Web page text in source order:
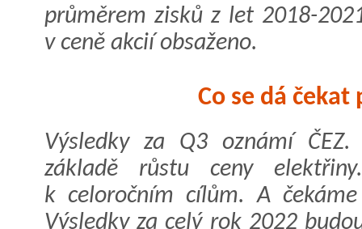
průměrem zisků z let 2018-
v ceně akcií obsaženo.
Co se dá
Výsledky za Q3 oznámí
základě růstu ceny
k celoročním cílům. A
Výsledky za celý rok 2022